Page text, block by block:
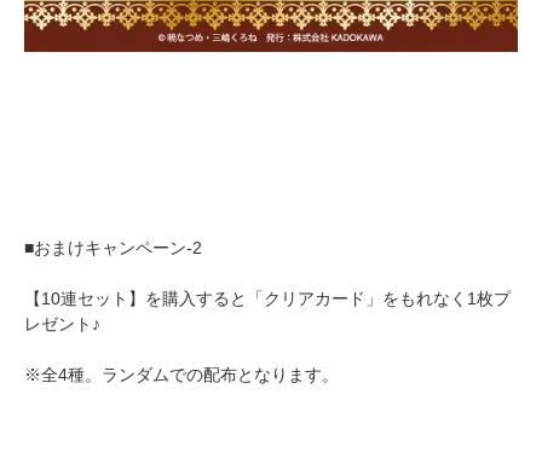
■おまけキャンペーン-2
【10連セット】を購入すると「クリアカード」をもれなく1枚プ
レゼント♪
※全4種。ランダムでの配布となります。